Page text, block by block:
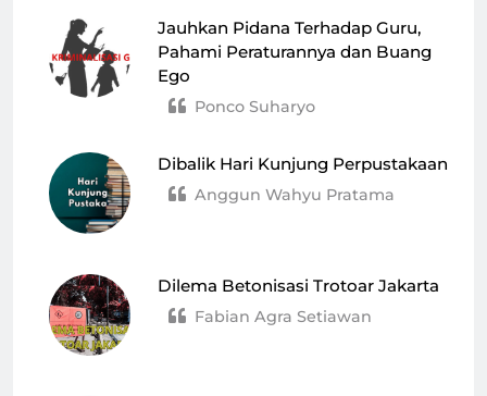
Jauhkan Pidana Terhadap Guru,
Pahami Peraturannya dan Buang
Ego
Ponco Suharyo
Dibalik Hari Kunjung Perpustakaan
Anggun Wahyu Pratama
Dilema Betonisasi Trotoar Jakarta
Fabian Agra Setiawan